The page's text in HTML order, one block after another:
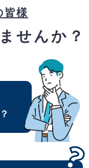
皆様
せんか？